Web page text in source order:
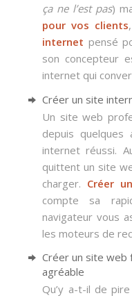
ça ne l’est pas)
pour vos clients
internet pensé
son concepteur
internet qui
Créer un site
Un site web
depuis quelques
internet réussi.
quittent un site
charger. Créer
compte sa
navigateur vous
les moteurs de
Créer un site web
agréable
Qu’y a-t-il de